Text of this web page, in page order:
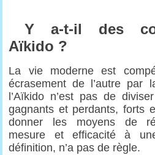
Y a-t-il des
Aïkido ?
La vie moderne est
écrasement de l’autre par
l’Aïkido n’est pas de
gagnants et perdants, forts
donner les moyens de
mesure et efficacité à
définition, n’a pas de règle.